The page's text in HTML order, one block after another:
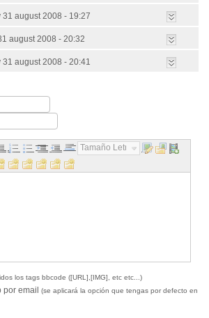
31 august 2008 - 19:27
august 2008 - 20:32
31 august 2008 - 20:41
Tamaño Letra...
los tags bbcode ([URL],[IMG], etc etc...)
por email
(se aplicará la opción que tengas por defecto en